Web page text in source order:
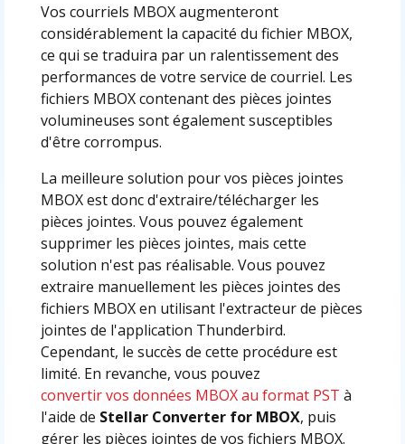
Vos courriels MBOX augmenteront
considérablement la capacité du fichier MBOX,
ce qui se traduira par un ralentissement des
performances de votre service de courriel. Les
fichiers MBOX contenant des pièces jointes
volumineuses sont également susceptibles
d'être corrompus.
La meilleure solution pour vos pièces jointes
MBOX est donc d'extraire/télécharger les
pièces jointes. Vous pouvez également
supprimer les pièces jointes, mais cette
solution n'est pas réalisable. Vous pouvez
extraire manuellement les pièces jointes des
fichiers MBOX en utilisant l'extracteur de pièces
jointes de l'application Thunderbird.
Cependant, le succès de cette procédure est
limité. En revanche, vous pouvez
convertir vos données MBOX au format PST à
l'aide de Stellar Converter for MBOX, puis
gérer les pièces jointes de vos fichiers MBOX.